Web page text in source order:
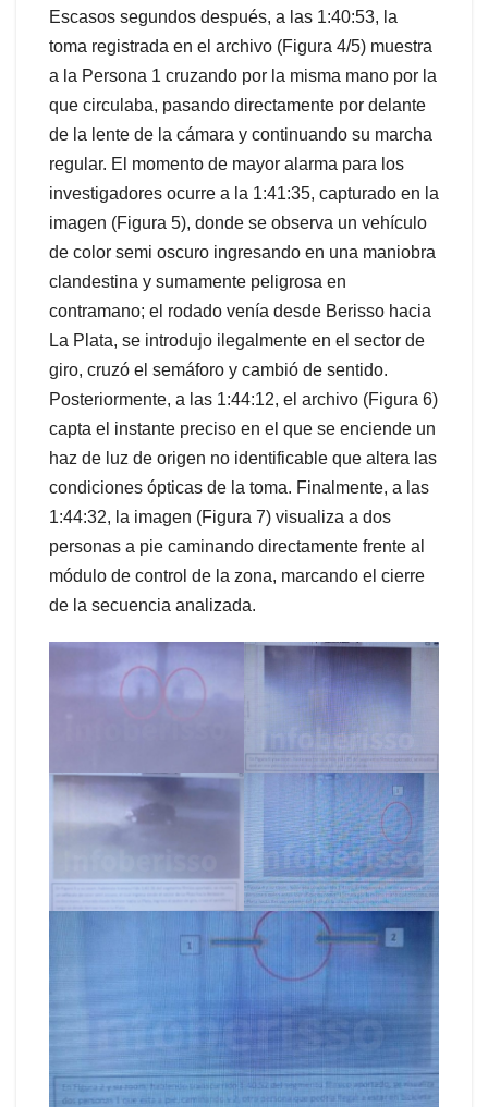
Escasos segundos después, a las 1:40:53, la
toma registrada en el archivo (Figura 4/5) muestra
a la Persona 1 cruzando por la misma mano por la
que circulaba, pasando directamente por delante
de la lente de la cámara y continuando su marcha
regular. El momento de mayor alarma para los
investigadores ocurre a la 1:41:35, capturado en la
imagen (Figura 5), donde se observa un vehículo
de color semi oscuro ingresando en una maniobra
clandestina y sumamente peligrosa en
contramano; el rodado venía desde Berisso hacia
La Plata, se introdujo ilegalmente en el sector de
giro, cruzó el semáforo y cambió de sentido.
Posteriormente, a las 1:44:12, el archivo (Figura 6)
capta el instante preciso en el que se enciende un
haz de luz de origen no identificable que altera las
condiciones ópticas de la toma. Finalmente, a las
1:44:32, la imagen (Figura 7) visualiza a dos
personas a pie caminando directamente frente al
módulo de control de la zona, marcando el cierre
de la secuencia analizada.